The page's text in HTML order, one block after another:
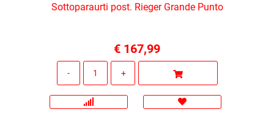
Sottoparaurti post. Rieger Grande Punto
€ 167,99